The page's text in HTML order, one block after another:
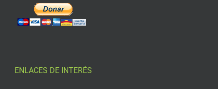
ENLACES DE INTERÉS